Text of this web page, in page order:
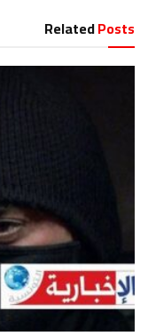
RelatedPosts